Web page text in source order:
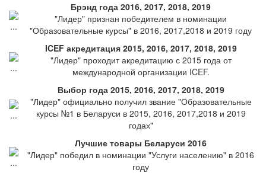
Брэнд года 2016, 2017, 2018, 2019
"Лидер" признан победителем в номинации
"Образовательные курсы" в 2016, 2017,2018 и 2019 году
ICEF акредитация 2015, 2016, 2017, 2018, 2019
"Лидер" проходит акредитацию с 2015 года от
международной организации ICEF.
Выбор года 2015, 2016, 2017, 2018, 2019
"Лидер" официально получил звание "Образовательные
курсы №1 в Беларуси в 2015, 2016, 2017,2018 и 2019
годах"
Лучшие товары Беларуси 2016
"Лидер" победил в номинации "Услуги населению" в 2016
году